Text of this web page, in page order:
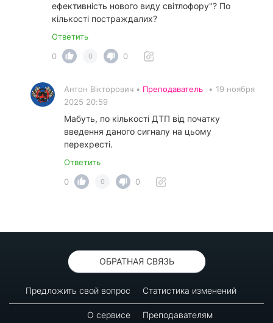
ефективність нового виду світлофору"? По
кількості постраждалих?
Ответить
0
0 0
Антон Вікторович • Преподаватель • 19 ноября
2025 20:59
Мабуть, по кількості ДТП від початку
введення даного сигналу на цьому
перехресті.
Ответить
0
0 0
ОБРАТНАЯ СВЯЗЬ
Предложить свой вопрос Статистика изменений
О сервисе
Преподавателям